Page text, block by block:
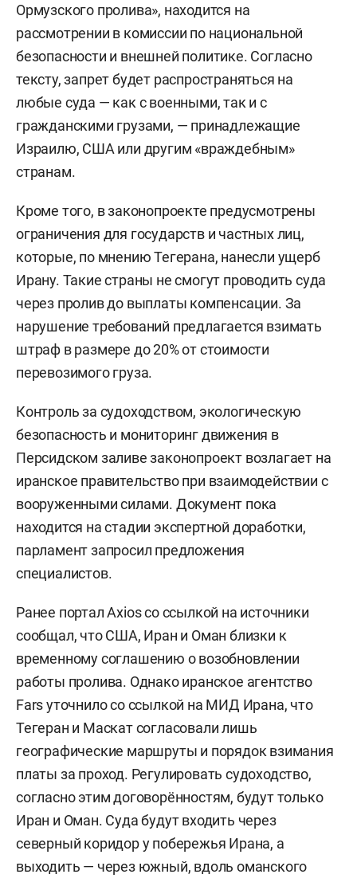
Ормузского пролива», находится на
рассмотрении в комиссии по национальной
безопасности и внешней политике. Согласно
тексту, запрет будет распространяться на
любые суда — как с военными, так и с
гражданскими грузами, — принадлежащие
Израилю, США или другим «враждебным»
странам.
Кроме того, в законопроекте предусмотрены
ограничения для государств и частных лиц,
которые, по мнению Тегерана, нанесли ущерб
Ирану. Такие страны не смогут проводить суда
через пролив до выплаты компенсации. За
нарушение требований предлагается взимать
штраф в размере до 20% от стоимости
перевозимого груза.
Контроль за судоходством, экологическую
безопасность и мониторинг движения в
Персидском заливе законопроект возлагает на
иранское правительство при взаимодействии с
вооруженными силами. Документ пока
находится на стадии экспертной доработки,
парламент запросил предложения
специалистов.
Ранее портал Axios со ссылкой на источники
сообщал, что США, Иран и Оман близки к
временному соглашению о возобновлении
работы пролива. Однако иранское агентство
Fars уточнило со ссылкой на МИД Ирана, что
Тегеран и Маскат согласовали лишь
географические маршруты и порядок взимания
платы за проход. Регулировать судоходство,
согласно этим договорённостям, будут только
Иран и Оман. Суда будут входить через
северный коридор у побережья Ирана, а
выходить — через южный, вдоль оманского